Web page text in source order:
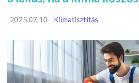
2025.07.10 Klímatisztítás